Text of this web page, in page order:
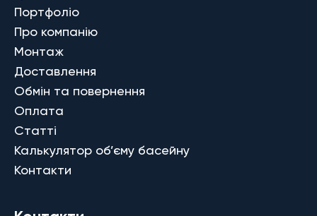
Портфоліо
Про компанію
Монтаж
Доставлення
Обмін та повернення
Оплата
Статті
Калькулятор об’єму басейну
Контакти